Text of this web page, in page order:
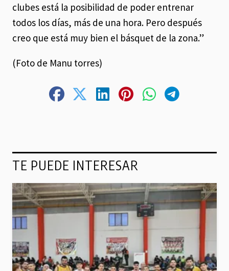
clubes está la posibilidad de poder entrenar
todos los días, más de una hora. Pero después
creo que está muy bien el básquet de la zona.”
(Foto de Manu torres)
TE PUEDE INTERESAR